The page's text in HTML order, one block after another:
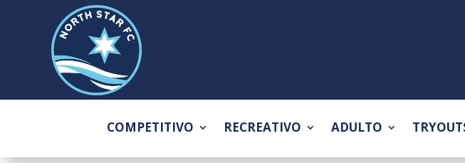
COMPETITIVO RECREATIVO ADULTO